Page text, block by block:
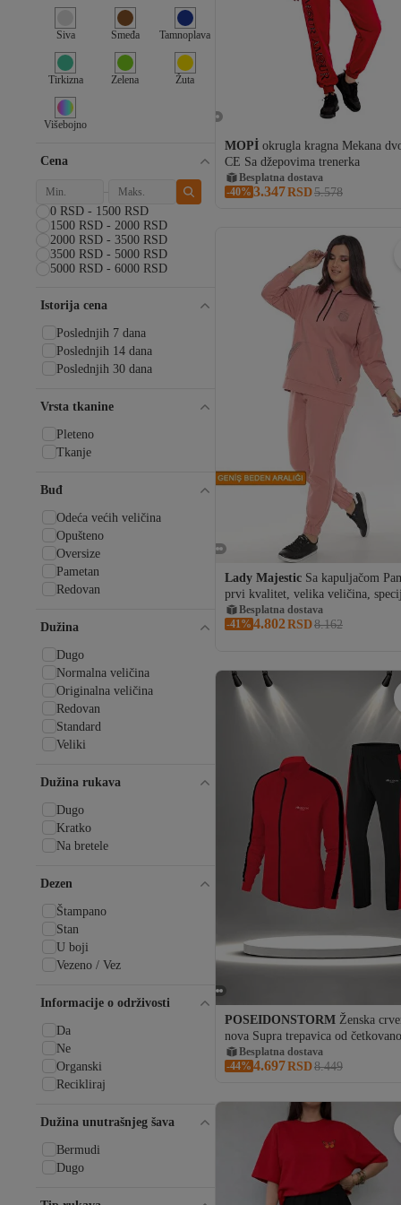
MOPİ okrugla kragna Mekana
CE Sa džepovima trenerka
Besplatna dostava
33 RSD kupon
Besplatna dostava
-40% 3.347RSD5.578
Lady Majestic Sa kapuljačom
prvi kvalitet, velika veličina,
dizajn trenerke
Besplatna dostava
-41% 4.802RSD8.162
POSEIDONSTORM Ženska
nova Supra trepavica od
pamuka, udobna, za sve sezone, za
hodanje i trčanje (4XL-10XL)
Besplatna dostava
-44% 4.697RSD8.449
Siva Smeđa Tamnoplava
Tirkizna Zelena Žuta
Višebojno
Cena
0 RSD - 1500 RSD
1500 RSD - 2000 RSD
2000 RSD - 3500 RSD
3500 RSD - 5000 RSD
5000 RSD - 6000 RSD
Istorija cena
Poslednjih 7 dana
Poslednjih 14 dana
Poslednjih 30 dana
Vrsta tkanine
Pleteno
Tkanje
Buđ
Odeća većih veličina
Opušteno
Oversize
Pametan
Redovan
Dužina
Dugo
Normalna veličina
Originalna veličina
Redovan
Standard
Veliki
Dužina rukava
Dugo
Kratko
Na bretele
Dezen
Štampano
Stan
U boji
Vezeno / Vez
Informacije o održivosti
Da
Ne
Organski
Recikliraj
Dužina unutrašnjeg šava
Bermudi
Dugo